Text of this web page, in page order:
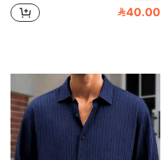
40.00